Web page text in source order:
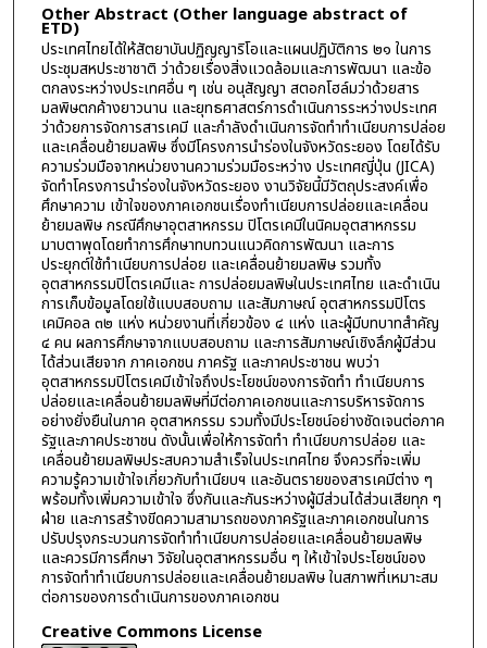
Other Abstract (Other language abstract of
ETD)
ประเทศไทยได้ให้สัตยาบันปฏิญญาริโอและแผนปฏิบัติการ ๒๑ ในการ
ประชุมสหประชาชาติ ว่าด้วยเรื่องสิ่งแวดล้อมและการพัฒนา และข้อ
ตกลงระหว่างประเทศอื่น ๆ เช่น อนุสัญญา สตอกโฮล์มว่าด้วยสาร
มลพิษตกค้างยาวนาน และยุทธศาสตร์การดำเนินการระหว่างประเทศ
ว่าด้วยการจัดการสารเคมี และกำลังดำเนินการจัดทำทำเนียบการปล่อย
และเคลื่อนย้ายมลพิษ ซึ่งมีโครงการนำร่องในจังหวัดระยอง โดยได้รับ
ความร่วมมือจากหน่วยงานความร่วมมือระหว่าง ประเทศญี่ปุ่น (JICA)
จัดทำโครงการนำร่องในจังหวัดระยอง งานวิจัยนี้มีวัตถุประสงค์เพื่อ
ศึกษาความ เข้าใจของภาคเอกชนเรื่องทำเนียบการปล่อยและเคลื่อน
ย้ายมลพิษ กรณีศึกษาอุตสาหกรรม ปิโตรเคมีในนิคมอุตสาหกรรม
มาบตาพุดโดยทำการศึกษาทบทวนแนวคิดการพัฒนา และการ
ประยุกต์ใช้ทำเนียบการปล่อย และเคลื่อนย้ายมลพิษ รวมทั้ง
อุตสาหกรรมปิโตรเคมีและ การปล่อยมลพิษในประเทศไทย และดำเนิน
การเก็บข้อมูลโดยใช้แบบสอบถาม และสัมภาษณ์ อุตสาหกรรมปิโตร
เคมิคอล ๓๒ แห่ง หน่วยงานที่เกี่ยวข้อง ๔ แห่ง และผู้มีบทบาทสำคัญ
๔ คน ผลการศึกษาจากแบบสอบถาม และการสัมภาษณ์เชิงลึกผู้มีส่วน
ได้ส่วนเสียจาก ภาคเอกชน ภาครัฐ และภาคประชาชน พบว่า
อุตสาหกรรมปิโตรเคมีเข้าใจถึงประโยชน์ของการจัดทำ ทำเนียบการ
ปล่อยและเคลื่อนย้ายมลพิษที่มีต่อภาคเอกชนและการบริหารจัดการ
อย่างยั่งยืนในภาค อุตสาหกรรม รวมทั้งมีประโยชน์อย่างชัดเจนต่อภาค
รัฐและภาคประชาชน ดังนั้นเพื่อให้การจัดทำ ทำเนียบการปล่อย และ
เคลื่อนย้ายมลพิษประสบความสำเร็จในประเทศไทย จึงควรที่จะเพิ่ม
ความรู้ความเข้าใจเกี่ยวกับทำเนียบฯ และอันตรายของสารเคมีต่าง ๆ
พร้อมทั้งเพิ่มความเข้าใจ ซึ่งกันและกันระหว่างผู้มีส่วนได้ส่วนเสียทุก ๆ
ฝ่าย และการสร้างขีดความสามารถของภาครัฐและภาคเอกชนในการ
ปรับปรุงกระบวนการจัดทำทำเนียบการปล่อยและเคลื่อนย้ายมลพิษ
และควรมีการศึกษา วิจัยในอุตสาหกรรมอื่น ๆ ให้เข้าใจประโยชน์ของ
การจัดทำทำเนียบการปล่อยและเคลื่อนย้ายมลพิษ ในสภาพที่เหมาะสม
ต่อการของการดำเนินการของภาคเอกชน
Creative Commons License